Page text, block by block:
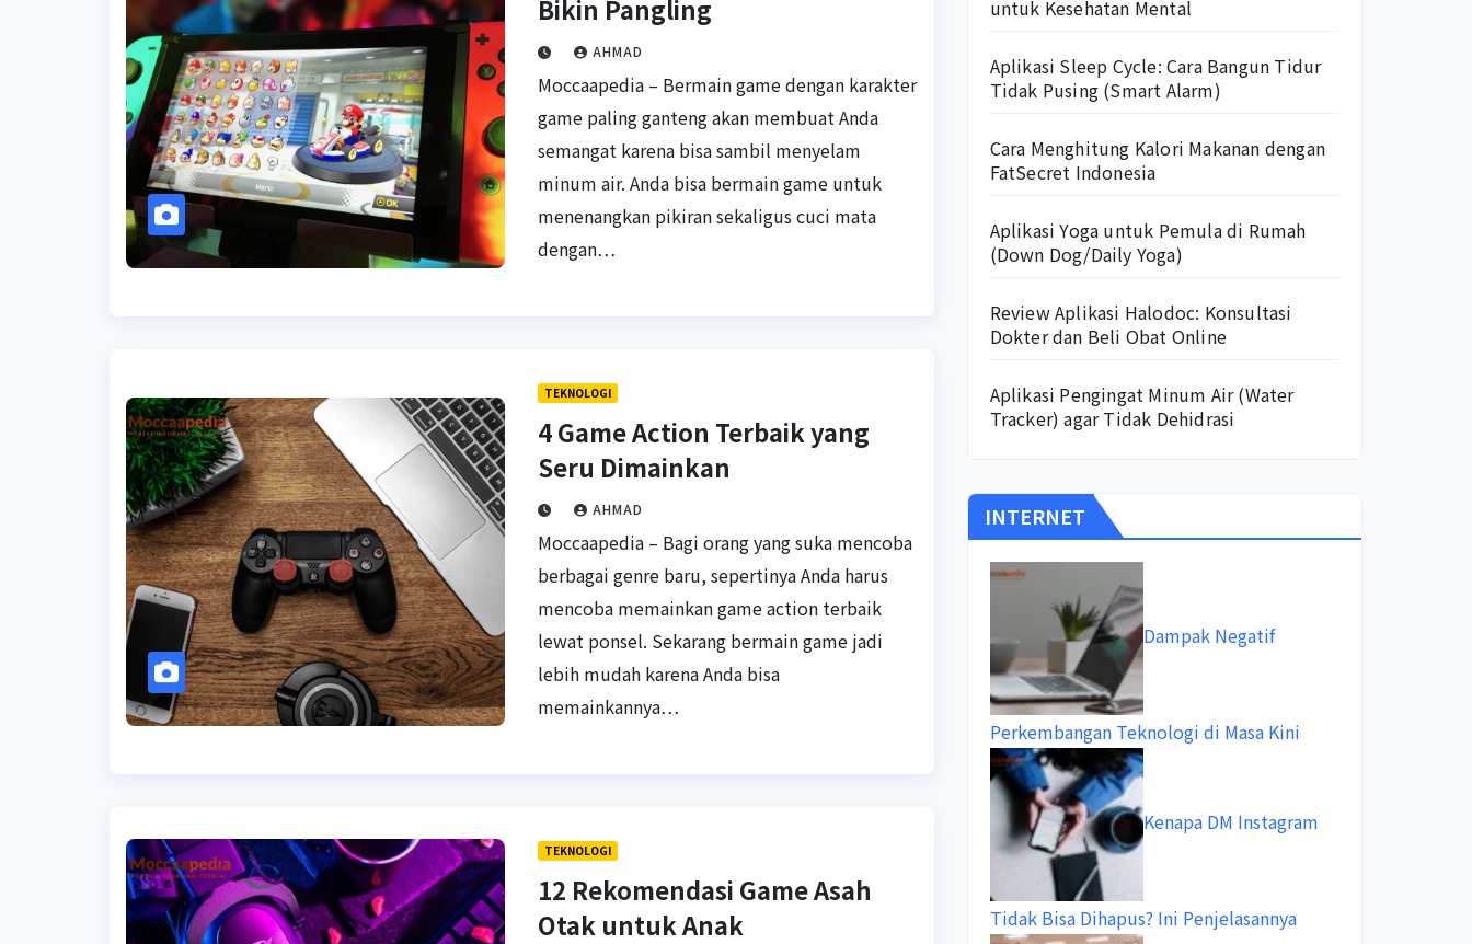
Bikin Pangling
AHMAD
Moccaapedia – Bermain game dengan karakter
game paling ganteng akan membuat Anda
semangat karena bisa sambil menyelam
minum air. Anda bisa bermain game untuk
menenangkan pikiran sekaligus cuci mata
dengan…
TEKNOLOGI
4 Game Action Terbaik yang
Seru Dimainkan
AHMAD
Moccaapedia – Bagi orang yang suka mencoba
berbagai genre baru, sepertinya Anda harus
mencoba memainkan game action terbaik
lewat ponsel. Sekarang bermain game jadi
lebih mudah karena Anda bisa
memainkannya…
TEKNOLOGI
12 Rekomendasi Game Asah
Otak untuk Anak
untuk Kesehatan Mental
Aplikasi Sleep Cycle: Cara Bangun Tidur
Tidak Pusing (Smart Alarm)
Cara Menghitung Kalori Makanan dengan
FatSecret Indonesia
Aplikasi Yoga untuk Pemula di Rumah
(Down Dog/Daily Yoga)
Review Aplikasi Halodoc: Konsultasi
Dokter dan Beli Obat Online
Aplikasi Pengingat Minum Air (Water
Tracker) agar Tidak Dehidrasi
INTERNET
Dampak Negatif
Perkembangan Teknologi di Masa Kini
Kenapa DM Instagram
Tidak Bisa Dihapus? Ini Penjelasannya